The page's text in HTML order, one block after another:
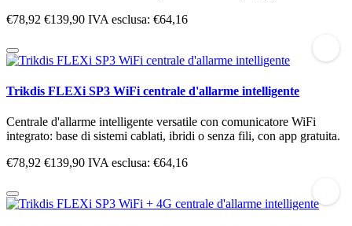
€78,92 €139,90 IVA esclusa: €64,16
Trikdis FLEXi SP3 WiFi centrale d'allarme intelligente
Centrale d'allarme intelligente versatile con comunicatore WiFi
integrato: base di sistemi cablati, ibridi o senza fili, con app gratuita.
€78,92 €139,90 IVA esclusa: €64,16